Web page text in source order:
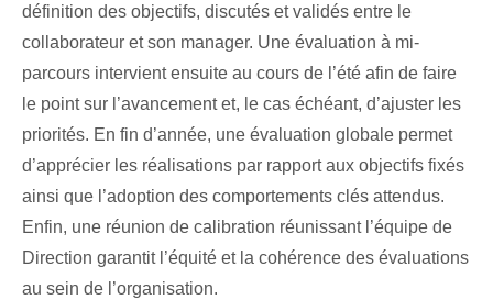
définition des objectifs, discutés et validés entre le
collaborateur et son manager. Une évaluation à mi-
parcours intervient ensuite au cours de l’été afin de faire
le point sur l’avancement et, le cas échéant, d’ajuster les
priorités. En fin d’année, une évaluation globale permet
d’apprécier les réalisations par rapport aux objectifs fixés
ainsi que l’adoption des comportements clés attendus.
Enfin, une réunion de calibration réunissant l’équipe de
Direction garantit l’équité et la cohérence des évaluations
au sein de l’organisation.